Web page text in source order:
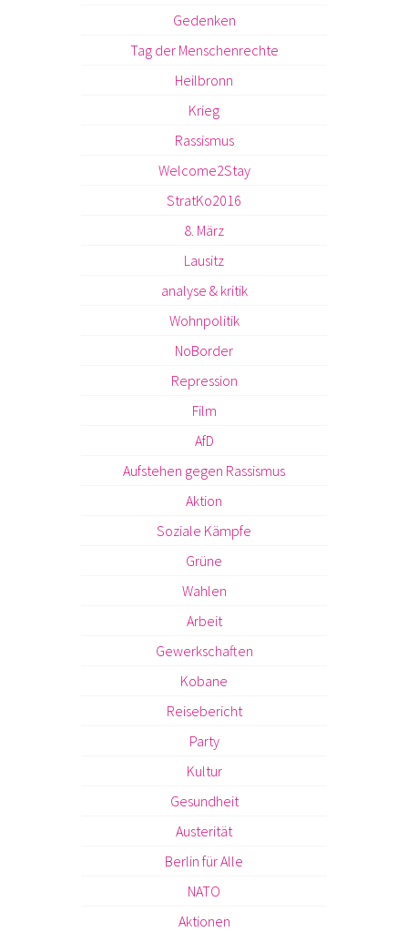
Gedenken
Tag der Menschenrechte
Heilbronn
Krieg
Rassismus
Welcome2Stay
StratKo2016
8. März
Lausitz
analyse & kritik
Wohnpolitik
NoBorder
Repression
Film
AfD
Aufstehen gegen Rassismus
Aktion
Soziale Kämpfe
Grüne
Wahlen
Arbeit
Gewerkschaften
Kobane
Reisebericht
Party
Kultur
Gesundheit
Austerität
Berlin für Alle
NATO
Aktionen